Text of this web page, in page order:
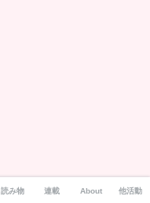
読み物 連載 About 他活動